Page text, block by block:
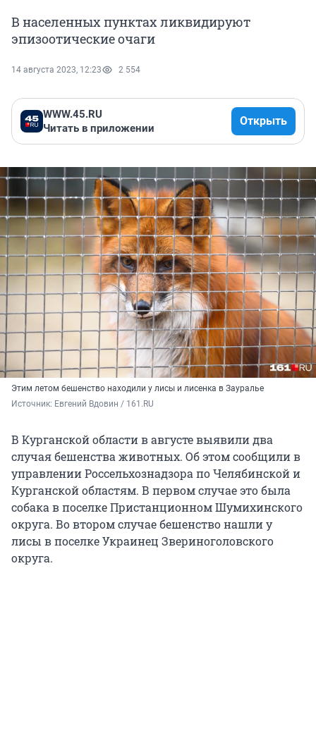
В населенных пунктах ликвидируют
эпизоотические очаги
14 августа 2023, 12:23 2 554
WWW.45.RU
Читать в приложении
Открыть
Этим летом бешенство находили у лисы и лисенка в Зауралье
Источник: Евгений Вдовин / 161.RU
В Курганской области в августе выявили два
случая бешенства животных. Об этом сообщили в
управлении Россельхознадзора по Челябинской и
Курганской областям. В первом случае это была
собака в поселке Пристанционном Шумихинского
округа. Во втором случае бешенство нашли у
лисы в поселке Украинец Звериноголовского
округа.